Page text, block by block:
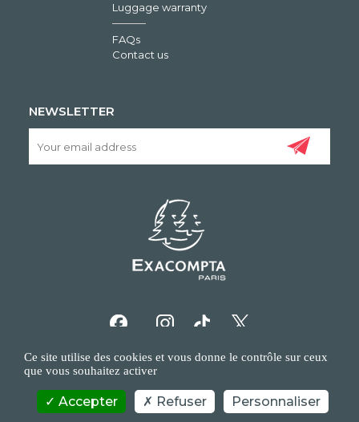
Luggage warranty
FAQs
Contact us
NEWSLETTER
COPYRIGHT/IP POLICY PERSONAL DATA POLICY CONTACT US
Ce site utilise des cookies et vous donne le contrôle sur ceux
que vous souhaitez activer
Accepter Refuser Personnaliser